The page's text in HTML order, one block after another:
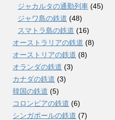
ジャカルタの通勤列車 (45)
ジャワ島の鉄道 (48)
スマトラ島の鉄道 (16)
オーストラリアの鉄道 (8)
オーストリアの鉄道 (8)
オランダの鉄道 (3)
カナダの鉄道 (3)
韓国の鉄道 (5)
コロンビアの鉄道 (6)
シンガポールの鉄道 (7)